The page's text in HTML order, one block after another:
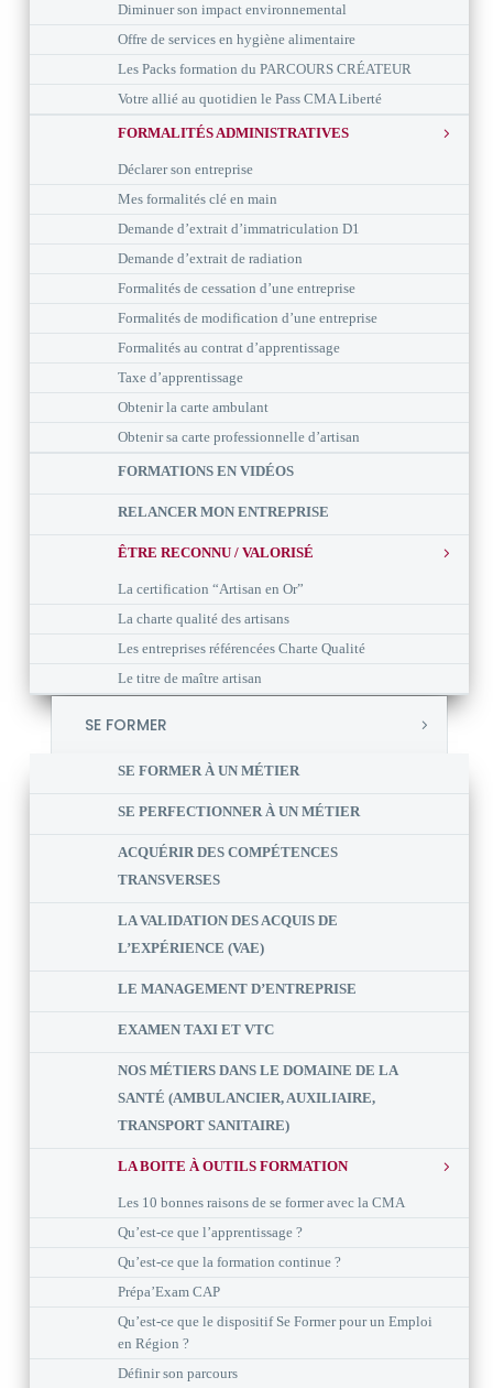
Diminuer son impact environnemental
Offre de services en hygiène alimentaire
Les Packs formation du PARCOURS CRÉATEUR
Votre allié au quotidien le Pass CMA Liberté
FORMALITÉS ADMINISTRATIVES
Déclarer son entreprise
Mes formalités clé en main
Demande d’extrait d’immatriculation D1
Demande d’extrait de radiation
Formalités de cessation d’une entreprise
Formalités de modification d’une entreprise
Formalités au contrat d’apprentissage
Taxe d’apprentissage
Obtenir la carte ambulant
Obtenir sa carte professionnelle d’artisan
FORMATIONS EN VIDÉOS
RELANCER MON ENTREPRISE
ÊTRE RECONNU / VALORISÉ
La certification “Artisan en Or”
La charte qualité des artisans
Les entreprises référencées Charte Qualité
Le titre de maître artisan
SE FORMER
SE FORMER À UN MÉTIER
SE PERFECTIONNER À UN MÉTIER
ACQUÉRIR DES COMPÉTENCES
TRANSVERSES
LA VALIDATION DES ACQUIS DE
L’EXPÉRIENCE (VAE)
LE MANAGEMENT D’ENTREPRISE
EXAMEN TAXI ET VTC
NOS MÉTIERS DANS LE DOMAINE DE LA
SANTÉ (AMBULANCIER, AUXILIAIRE,
TRANSPORT SANITAIRE)
LA BOITE À OUTILS FORMATION
Les 10 bonnes raisons de se former avec la CMA
Qu’est-ce que l’apprentissage ?
Qu’est-ce que la formation continue ?
Prépa’Exam CAP
Qu’est-ce que le dispositif Se Former pour un Emploi
en Région ?
Définir son parcours